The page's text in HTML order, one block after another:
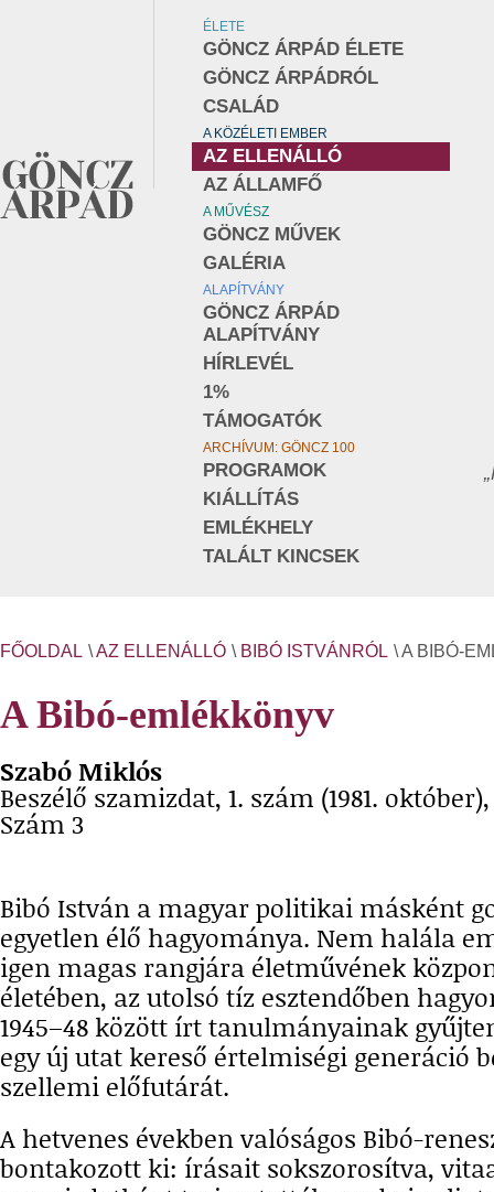
ÉLETE
GÖNCZ ÁRPÁD ÉLETE
GÖNCZ ÁRPÁDRÓL
CSALÁD
A KÖZÉLETI EMBER
AZ ELLENÁLLÓ
AZ ÁLLAMFŐ
A MŰVÉSZ
GÖNCZ MŰVEK
GALÉRIA
ALAPÍTVÁNY
GÖNCZ ÁRPÁD
ALAPÍTVÁNY
HÍRLEVÉL
1%
TÁMOGATÓK
ARCHÍVUM: GÖNCZ 100
PROGRAMOK
KIÁLLÍTÁS
EMLÉKHELY
TALÁLT KINCSEK
FŐOLDAL \AZ ELLENÁLLÓ \ BIBÓ ISTVÁNRÓL \ A BIBÓ-
A Bibó-emlékkönyv
Szabó Miklós
Beszélő szamizdat, 1. szám (1981.
Szám 3
Bibó István a magyar politikai másként
egyetlen élő hagyománya. Nem halála
igen magas rangjára életművének
életében, az utolsó tíz esztendőben
1945–48 között írt tanulmányainak
egy új utat kereső értelmiségi generáció
szellemi előfutárát.
A hetvenes években valóságos Bibó-
bontakozott ki: írásait sokszorosítva,